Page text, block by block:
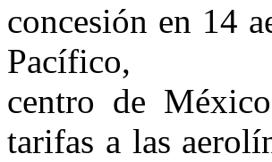
concesión en 14
Pacífico,
centro de
tarifas a las